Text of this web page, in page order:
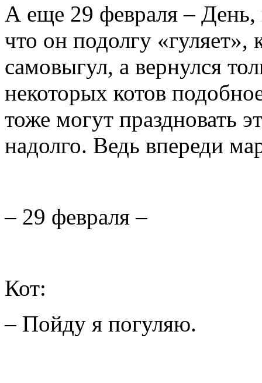
А еще 29 февраля –
что он подолгу
самовыгул, а вернулся
некоторых котов
тоже могут праздновать
надолго. Ведь впереди
– 29 февраля –
Кот:
– Пойду я погуляю.